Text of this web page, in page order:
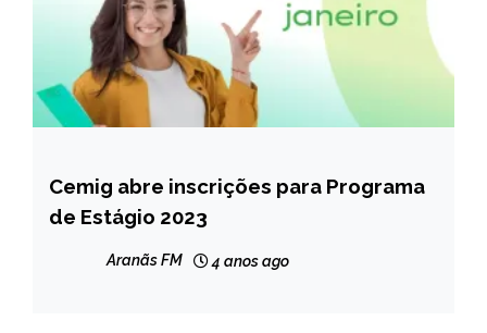
MINAS
GERAIS
NOTÍCIAS
Cemig abre inscrições para Programa
de Estágio 2023
Aranãs FM 4 anos ago